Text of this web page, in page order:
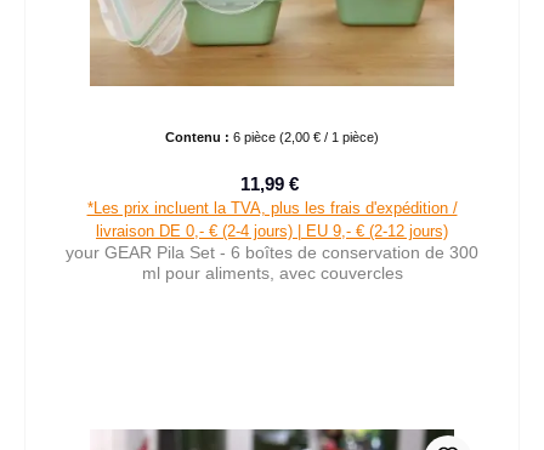
Contenu : 6 pièce (2,00 € / 1 pièce)
Prix de vente :
11,99 €
*Les prix incluent la TVA, plus les frais d'expédition /
livraison DE 0,- € (2-4 jours) | EU 9,- € (2-12 jours)
your GEAR Pila Set - 6 boîtes de conservation de 300
ml pour aliments, avec couvercles